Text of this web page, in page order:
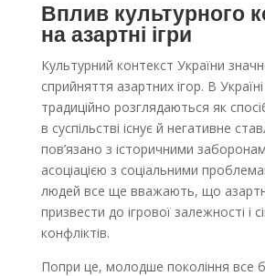
Вплив культурного
на азартні ігри
Культурний контекст України
сприйняття азартних ігор. В Україні
традиційно розглядаються як
в суспільстві існує й негативне
пов’язано з історичними
асоціацією з соціальними
людей все ще вважають, що
призвести до ігрової залежності і
конфліктів.
Попри це, молодше покоління все